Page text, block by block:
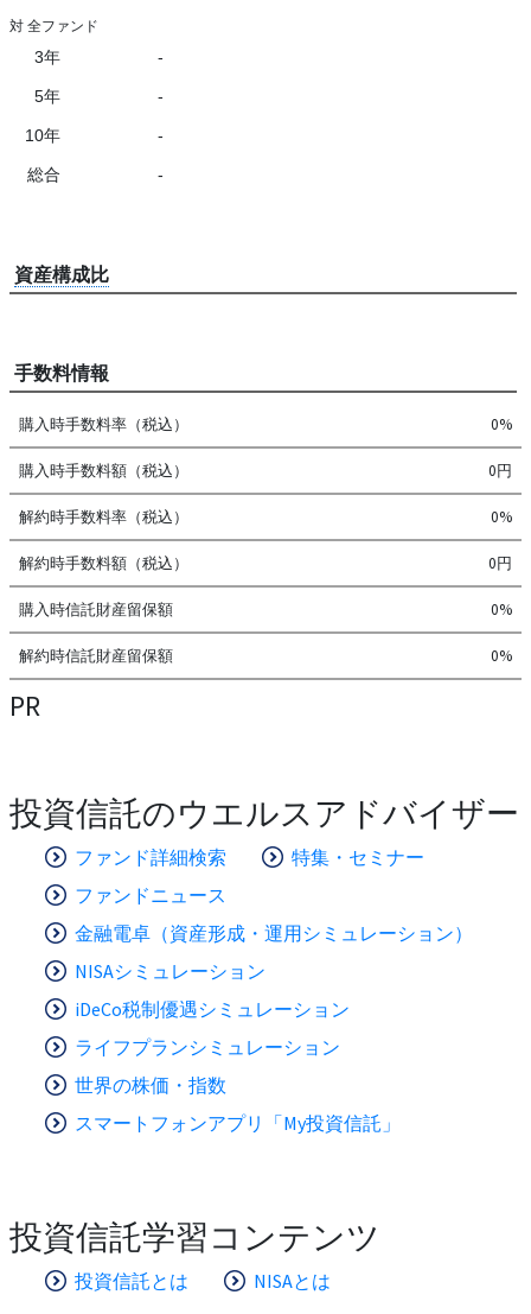
対 全ファンド
3年 -
5年 -
10年 -
総合 -
資産構成比
手数料情報
購入時手数料率（税込） 0%
購入時手数料額（税込） 0円
解約時手数料率（税込） 0%
解約時手数料額（税込） 0円
購入時信託財産留保額 0%
解約時信託財産留保額 0%
PR
投資信託のウエルスアドバイザー
ファンド詳細検索
特集・セミナー
ファンドニュース
金融電卓（資産形成・運用シミュレーション）
NISAシミュレーション
iDeCo税制優遇シミュレーション
ライフプランシミュレーション
世界の株価・指数
スマートフォンアプリ「My投資信託」
投資信託学習コンテンツ
投資信託とは NISAとは